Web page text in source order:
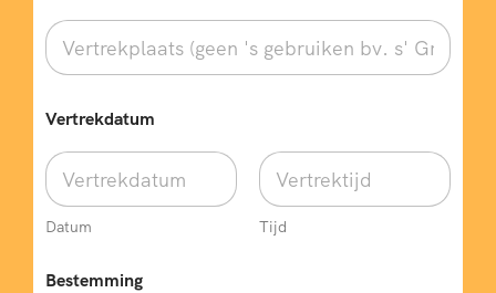
Vertrekdatum
Datum Tijd
Bestemming